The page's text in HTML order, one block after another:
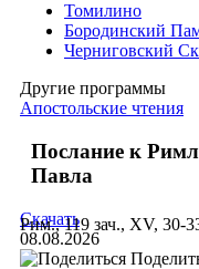
Томилино
Бородинский
Черниговский
Другие программы
Апостольские чтения
Послание к
Павла
Рим., 119 зач., XV, 30-
Скачать
08.08.2026